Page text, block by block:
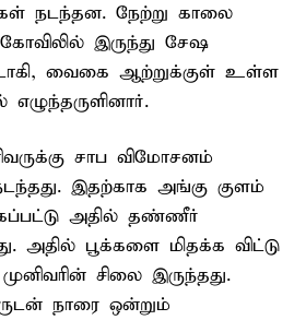
நடந்தன. நேற்று காலை
இருந்து சேஷ
வைகை ஆற்றுக்குள் உள்ள
சாப விமோசனம்
இதற்காக அங்கு குளம்
அதில் தண்ணீர்
அதில் பூக்களை மிதக்க விட்டு
சிலை இருந்தது.
நாரை ஒன்றும்